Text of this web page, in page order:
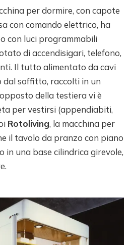
per dormire, con capote
con comando elettrico, ha
con luci programmabili
di accendisigari, telefono,
Il tutto alimentato da cavi
dal soffitto, raccolti in un
della testiera vi è
per vestirsi (appendiabiti,
Rotoliving, la macchina per
il tavolo da pranzo con piano
in una base cilindrica girevole,